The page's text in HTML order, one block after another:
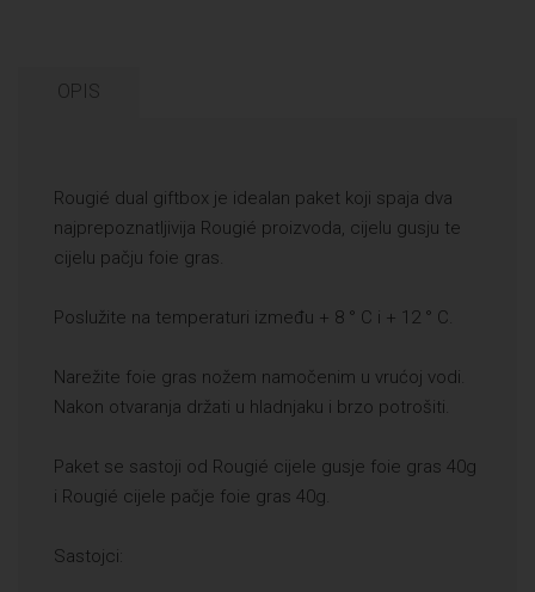
OPIS
Rougié dual giftbox je idealan paket koji spaja dva
najprepoznatljivija Rougié proizvoda, cijelu gusju te
cijelu pačju foie gras.
Poslužite na temperaturi između + 8 ° C i + 12 ° C.
Narežite foie gras nožem namočenim u vrućoj vodi.
Nakon otvaranja držati u hladnjaku i brzo potrošiti.
Paket se sastoji od Rougié cijele gusje foie gras 40g
i Rougié cijele pačje foie gras 40g.
Sastojci: